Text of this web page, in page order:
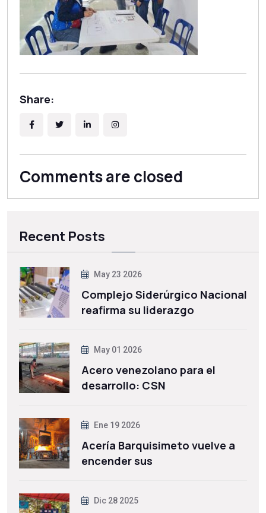
Share:
Comments are closed
Recent Posts
May 23 2026
Complejo Siderúrgico Nacional
reafirma su liderazgo
May 01 2026
Acero venezolano para el
desarrollo: CSN
Ene 19 2026
Acería Barquisimeto vuelve a
encender sus
Dic 28 2025